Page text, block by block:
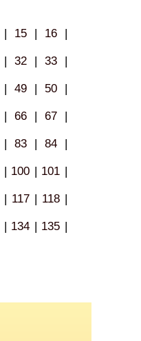
| 15 | 16 |
| 32 | 33 |
| 49 | 50 |
| 66 | 67 |
| 83 | 84 |
| 100 | 101 |
| 117 | 118 |
| 134 | 135 |